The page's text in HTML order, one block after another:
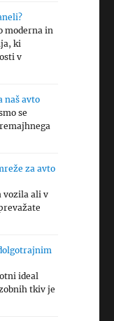
moderna in
ki
v
naš avto
se
za avto
vozila ali v
ideal
tkiv je